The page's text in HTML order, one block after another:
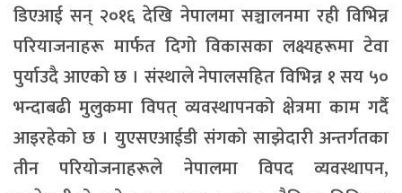
डिएआई सन् २०१६ देखि नेपालमा सञ्चालनमा रही विभिन्न
परियाजनाहरू मार्फत दिगो विकासका लक्ष्यहरूमा टेवा
पुर्याउदै आएको छ । संस्थाले नेपालसहित विभिन्न १ सय ५०
भन्दाबढी मुलुकमा विपत् व्यवस्थापनको क्षेत्रमा काम गर्दै
आइरहेको छ । युएसएआईडी संगको साझेदारी अन्तर्गतका
तीन परियोजनाहरूले नेपालमा विपद व्यवस्थापन,